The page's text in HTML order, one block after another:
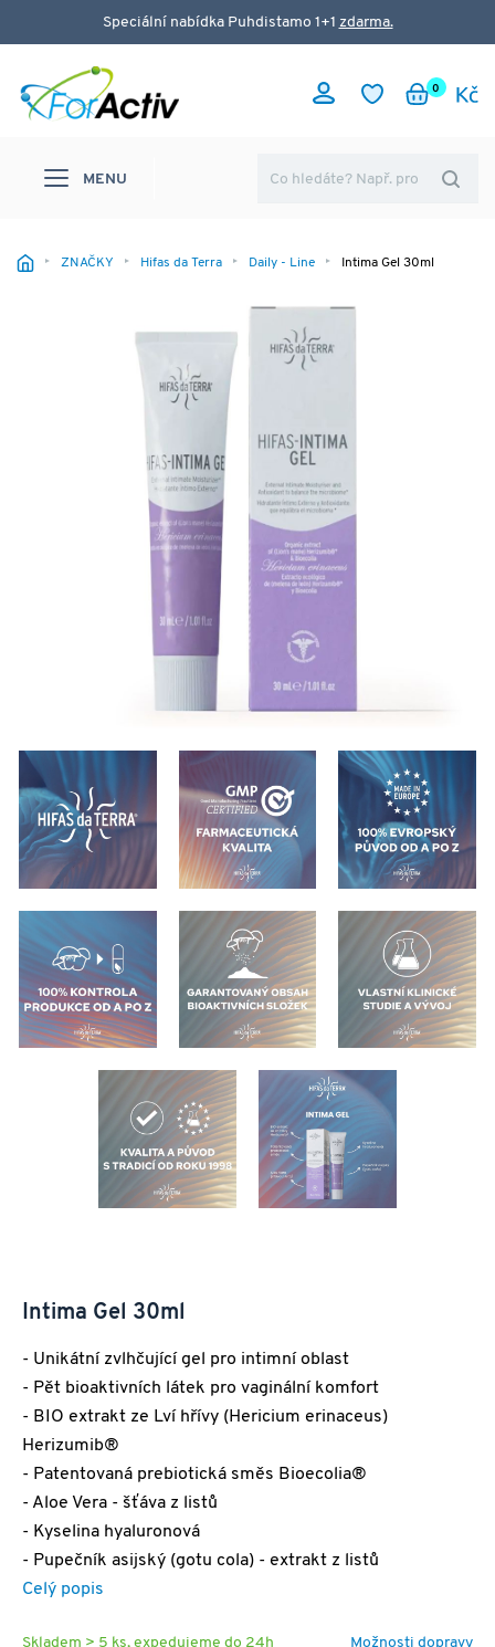
Speciální nabídka Puhdistamo 1+1 zdarma.
0
MENU
ZNAČKY Hifas da Terra Daily - Line Intima Gel 30ml
Intima Gel 30ml
- Unikátní zvlhčující gel pro intimní oblast
- Pět bioaktivních látek pro vaginální komfort
- BIO extrakt ze Lví hřívy (Hericium erinaceus)
Herizumib®
- Patentovaná prebiotická směs Bioecolia®
- Aloe Vera - šťáva z listů
- Kyselina hyaluronová
- Pupečník asijský (gotu cola) - extrakt z listů
Celý popis
Možnosti dopravy
Skladem > 5 ks, expedujeme do 24h